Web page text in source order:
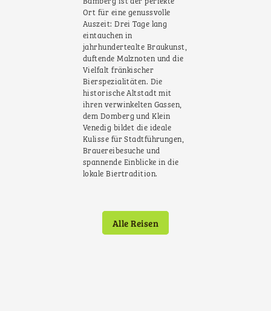
Ort für eine genussvolle
Auszeit: Drei Tage lang
eintauchen in
jahrhundertealte Braukunst,
duftende Malznoten und die
Vielfalt fränkischer
Bierspezialitäten. Die
historische Altstadt mit
ihren verwinkelten Gassen,
dem Domberg und Klein
Venedig bildet die ideale
Kulisse für Stadtführungen,
Brauereibesuche und
spannende Einblicke in die
lokale Biertradition.
Alle Reisen